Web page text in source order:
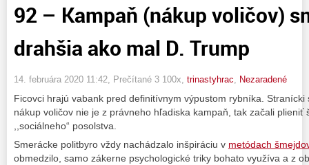
92 – Kampaň (nákup voličov)
drahšia ako mal D. Trump
14. februára 2020 11:42 , Prečítané 3 100x, trinastyhrac Nezaradené
Ficovci hrajú vabank pred definitívnym výpustom rybníka.
nákup voličov nie je z právneho hľadiska kampaň, tak začali plieniť
,,sociálneho“ posolstva.
Smerácke politbyro vždy nachádzalo inšpiráciu v metódach
obmedzilo, samo zákerne psychologické triky bohato využíva a z